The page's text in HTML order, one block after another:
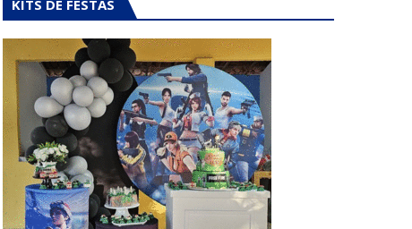
KITS DE FESTAS